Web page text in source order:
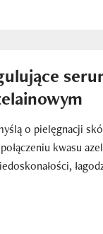
o pielęgnacji
kwasu